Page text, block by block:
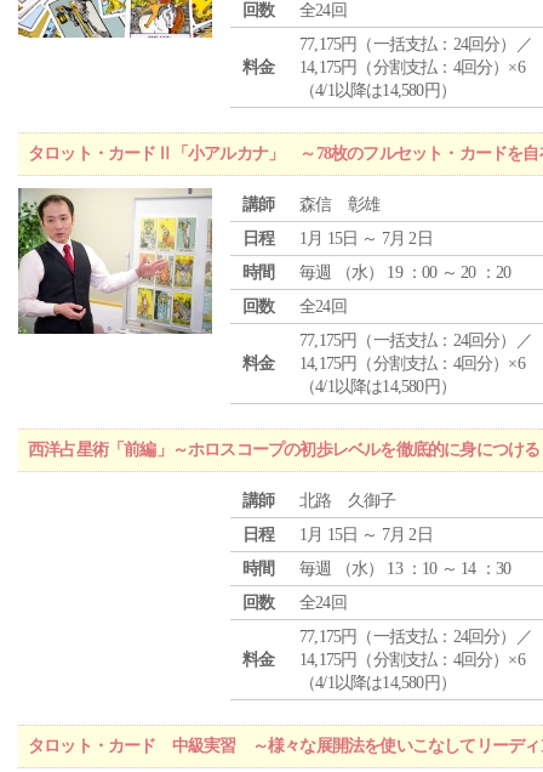
回数
全24回
料金
77,175円（一括支払：24回分）／
14,175円（分割支払：4回分）×6
（4/1以降は14,580円）
タロット・カードⅡ「小アルカナ」 ～78枚のフルセット・カードを自
講師
森信 彰雄
日程
1月 15日 ～ 7月 2日
時間
毎週 （水） 19 ：00 ～ 20 ：20
回数
全24回
料金
77,175円（一括支払：24回分）／
14,175円（分割支払：4回分）×6
（4/1以降は14,580円）
西洋占星術「前編」～ホロスコープの初歩レベルを徹底的に身につける
講師
北路 久御子
日程
1月 15日 ～ 7月 2日
時間
毎週 （水） 13 ：10 ～ 14 ：30
回数
全24回
料金
77,175円（一括支払：24回分）／
14,175円（分割支払：4回分）×6
（4/1以降は14,580円）
タロット・カード 中級実習 ～様々な展開法を使いこなしてリーディ